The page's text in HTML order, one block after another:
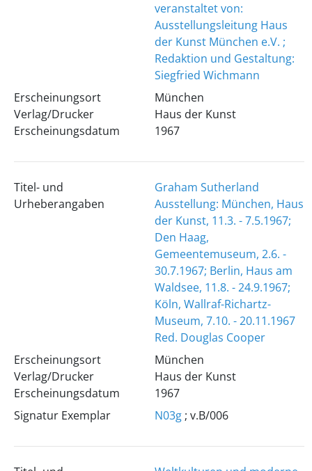
veranstaltet von:
Ausstellungsleitung Haus
der Kunst München e.V. ;
Redaktion und Gestaltung:
Siegfried Wichmann
Erscheinungsort
Verlag/Drucker
Erscheinungsdatum
München
Haus der Kunst
1967
Titel- und
Urheberangaben
Graham Sutherland
Ausstellung: München, Haus
der Kunst, 11.3. - 7.5.1967;
Den Haag,
Gemeentemuseum, 2.6. -
30.7.1967; Berlin, Haus am
Waldsee, 11.8. - 24.9.1967;
Köln, Wallraf-Richartz-
Museum, 7.10. - 20.11.1967
Red. Douglas Cooper
Erscheinungsort
Verlag/Drucker
Erscheinungsdatum
München
Haus der Kunst
1967
Signatur Exemplar
N03g; v.B/006